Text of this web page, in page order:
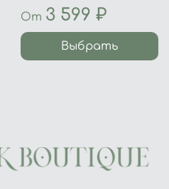
От 3 599 ₽
Выбрать